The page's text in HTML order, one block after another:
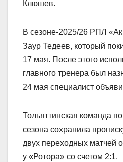
Клюшев.
В сезоне‑2025/26 РПЛ
Заур Тедеев, который
17 мая. После этого
главного тренера был
24 мая специалист
Тольяттинская команда
сезона сохранила
двух переходных матчей
у «Ротора» со счетом 2:1.